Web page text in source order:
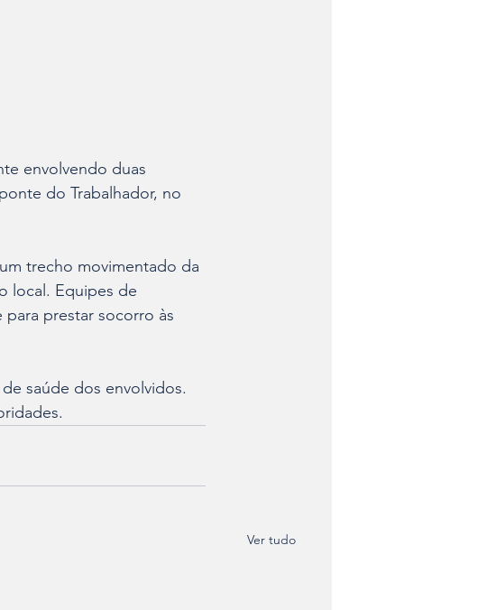
envolvendo duas
do Trabalhador, no
trecho movimentado da
local. Equipes de
prestar socorro às
saúde dos envolvidos.
Ver tudo